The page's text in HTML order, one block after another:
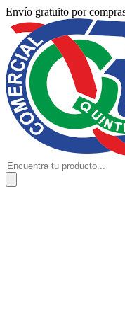
Envío gratuito por